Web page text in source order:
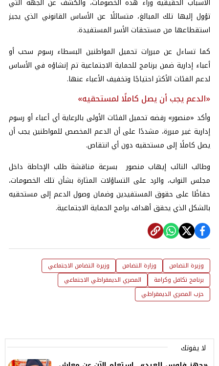
تؤول إليها تلك المبالغ، متسائلًا عن الأساس القانوني الذي يجيز
استقطاعها من مستحقات الأسر المستفيدة.
كما تساءل عن مبررات تحميل المواطنين البسطاء رسوم سحب أو
أعباء إدارية ضمن برنامج للحماية الاجتماعية تم إنشاؤه في الأساس
لدعم الفئات الأكثر احتياجًا وتخفيف الأعباء عنها.
«الدعم يجب أن يصل كاملًا لمستحقيه»
وأكد «منصور» رفضه تحميل الفئات الأولى بالرعاية أي أعباء أو رسوم
إدارية غير مبررة، مشددًا على أن الدعم المخصص للمواطنين يجب أن
يصل كاملًا إلى مستحقيه دون أي انتقاص.
وطالب النائب إيهاب منصور بسرعة مناقشة طلب الإحاطة داخل
مجلس النواب، والرد على التساؤلات المثارة بشأن تلك الخصومات،
حفاظًا على حقوق المستفيدين وضمان وصول الدعم إلى مستحقيه
بالشكل الذي يحقق أهداف برامج الحماية الاجتماعية.
وزيرة التضامن وزارة التضامن
وزيرة التضامن الاجتماعي
برنامج تكافل وكرامة
المصري الديمقراطي الاجتماعي
حزب المصري الديمقراطي
لا يفوتك